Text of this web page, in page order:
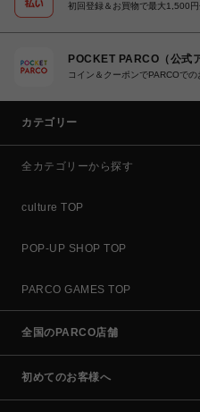
初回登録＆お買物で最大1,500
POCKET PARCO（公式
コイン＆クーポンでPARCOで
カテゴリー
全カテゴリーから探す
culture TOP
POP-UP SHOP TOP
PARCO GAMES TOP
全国のPARCO店舗
初めてのお客様へ